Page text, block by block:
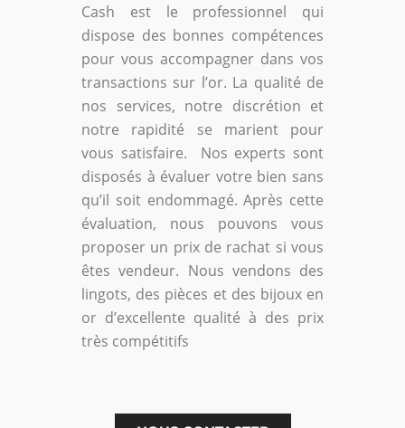
Cash est le professionnel qui
dispose des bonnes compétences
pour vous accompagner dans vos
transactions sur l’or. La qualité de
nos services, notre discrétion et
notre rapidité se marient pour
vous satisfaire. Nos experts sont
disposés à évaluer votre bien sans
qu’il soit endommagé. Après cette
évaluation, nous pouvons vous
proposer un prix de rachat si vous
êtes vendeur. Nous vendons des
lingots, des pièces et des bijoux en
or d’excellente qualité à des prix
très compétitifs